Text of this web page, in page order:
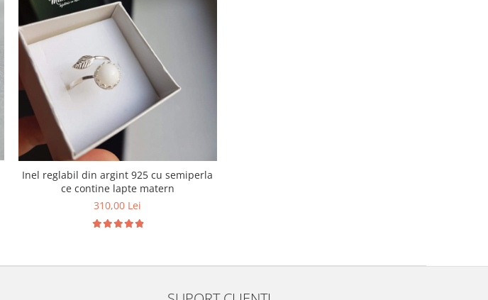
Inel reglabil din argint 925 cu semiperla
ce contine lapte matern
310,00 Lei